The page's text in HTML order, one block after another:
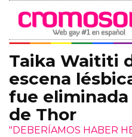
Taika Waititi
escena
fue
de Thor
"DEBERÍAMOS HABER